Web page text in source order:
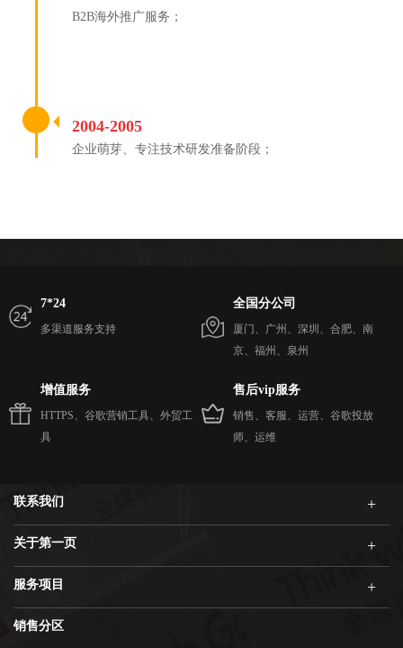
B2B海外推广服务；
2004-2005
企业萌芽、专注技术研发准备阶段；
7*24
多渠道服务支持
全国分公司
厦门、广州、深圳、合肥、南
京、福州、泉州
增值服务
HTTPS、谷歌营销工具、外贸工
具
售后vip服务
销售、客服、运营、谷歌投放
师、运维
联系我们
关于第一页
服务项目
销售分区